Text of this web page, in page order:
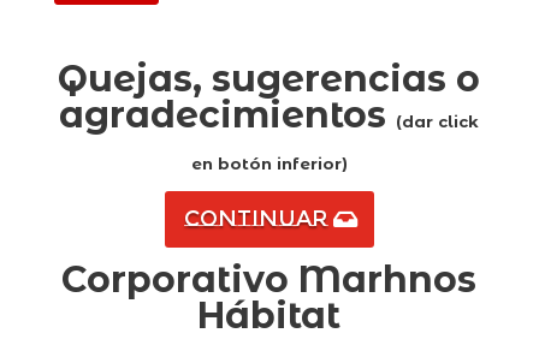
Quejas, sugerencias o
agradecimientos
(dar click
en botón inferior)
Continuar
Corporativo Marhnos
Hábitat